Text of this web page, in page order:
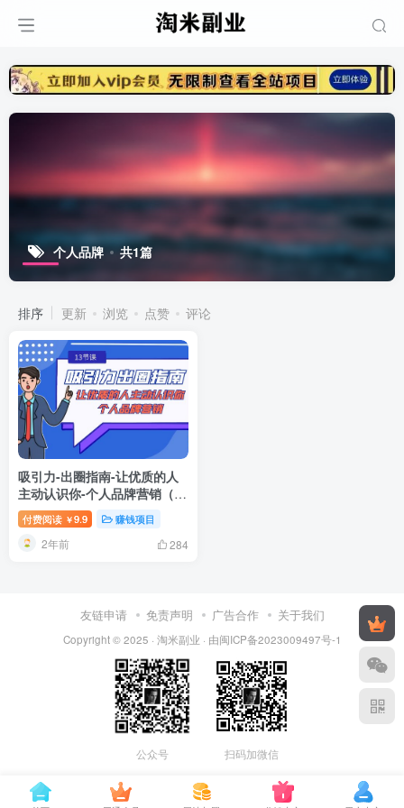
个人品牌 共1篇
排序 更新 浏览 点赞 评论
吸引力-出圈指南-让优质的人
主动认识你-个人品牌营销（无
水印-13节课）
付费阅读 ￥9.9 赚钱项目
2年前 284
友链申请 免责声明 广告合作 关于我们
Copyright © 2025 · 淘米副业 · 由闽ICP备2023009497号-1
公众号 扫码加微信